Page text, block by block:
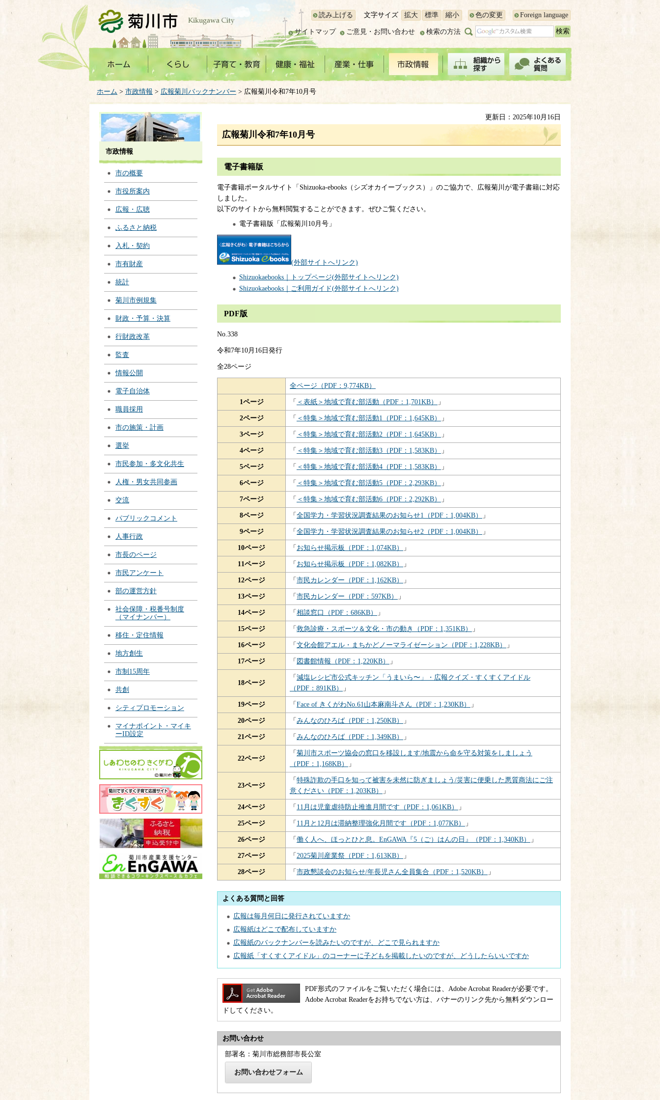
菊川市 読み上げる 文字サイズ 拡大 標準 縮小 色の変更 Foreign language
サイトマップ ご意見・お問い合わせ 検索の方法
ホーム > 市政情報 > 広報菊川バックナンバー > 広報菊川令和7年10月号
市政情報
市の概要
市役所案内
広報・広聴
ふるさと納税
入札・契約
市有財産
統計
菊川市例規集
財政・予算・決算
行財政改革
監査
情報公開
電子自治体
職員採用
市の施策・計画
選挙
市民参加・多文化共生
人権・男女共同参画
交流
パブリックコメント
人事行政
市長のページ
市民アンケート
部の運営方針
社会保障・税番号制度
（マイナンバー）
移住・定住情報
地方創生
市制15周年
共創
シティプロモーション
マイナポイント・マイキ
ーID設定
更新日：2025年10月16日
広報菊川令和7年10月号
電子書籍版
電子書籍ポータルサイト「Shizuoka-ebooks（シズオカイーブックス）」のご協力で、広報菊川が電子書籍に対応
しました。
以下のサイトから無料閲覧することができます。ぜひご覧ください。
電子書籍版「広報菊川10月号」
(外部サイトへリンク)
Shizuokaebooks｜ トップページ(外部サイトへリンク)
Shizuokaebooks｜
ご利用ガイド(外部サイトへリンク)
PDF版
No.338
令和7年10月16日発行
全28ページ
全ページ（PDF：9,774KB）
1ページ 「 ＜表紙＞地域で育む部活動（PDF：1,701KB） 」
2ページ 「 ＜特集＞地域で育む部活動1（PDF：1,645KB） 」
3ページ 「 ＜特集＞地域で育む部活動2（PDF：1,645KB） 」
4ページ 「 ＜特集＞地域で育む部活動3（PDF：1,583KB） 」
5ページ 「 ＜特集＞地域で育む部活動4（PDF：1,583KB） 」
6ページ 「 ＜特集＞地域で育む部活動5（PDF：2,293KB） 」
7ページ 「 ＜特集＞地域で育む部活動6（PDF：2,292KB） 」
8ページ 「 全国学力・学習状況調査結果のお知らせ1（PDF：1,004KB） 」
9ページ 「 全国学力・学習状況調査結果のお知らせ2（PDF：1,004KB） 」
10ページ 「 お知らせ掲示板（PDF：1,074KB） 」
11ページ 「 お知らせ掲示板（PDF：1,082KB） 」
12ページ 「 市民カレンダー（PDF：1,162KB） 」
13ページ 「 市民カレンダー（PDF：597KB） 」
14ページ 「 相談窓口（PDF：686KB） 」
15ページ 「 救急診療・スポーツ＆文化・市の動き（PDF：1,351KB） 」
16ページ 「 文化会館アエル・まちかどノーマライゼーション（PDF：1,228KB） 」
17ページ 「 図書館情報（PDF：1,220KB） 」
18ページ
「 減塩レシピ市公式キッチン「うまいら〜」・広報クイズ・すくすくアイドル
（PDF：891KB）
」
19ページ 「 Face of きくがわNo.61山本麻南斗さん（PDF：1,230KB） 」
20ページ 「 みんなのひろば（PDF：1,250KB） 」
21ページ 「 みんなのひろば（PDF：1,349KB） 」
22ページ
「 菊川市スポーツ協会の窓口を移設します/地震から命を守る対策をしましょう
（PDF：1,168KB）
」
23ページ
「 特殊詐欺の手口を知って被害を未然に防ぎましょう/災害に便乗した悪質商法にご注
意ください（PDF：1,203KB）
」
24ページ 「 11月は児童虐待防止推進月間です（PDF：1,061KB） 」
25ページ 「 11月と12月は滞納整理強化月間です（PDF：1,077KB） 」
26ページ 「 働く人へ、ほっとひと息。EnGAWA『5（ご）はんの日』（PDF：1,340KB） 」
27ページ 「 2025菊川産業祭（PDF：1,613KB） 」
28ページ 「 市政懇談会のお知らせ/年長児さん全員集合（PDF：1,520KB） 」
よくある質問と回答
広報は毎月何日に発行されていますか
広報紙はどこで配布していますか
広報紙のバックナンバーを読みたいのですが、どこで見られますか
広報紙「すくすくアイドル」のコーナーに子どもを掲載したいのですが、どうしたらいいですか
PDF形式のファイルをご覧いただく場合には、Adobe Acrobat Readerが必要です。
Adobe Acrobat Readerをお持ちでない方は、バナーのリンク先から無料ダウンロー
ドしてください。
お問い合わせ
部署名：菊川市総務部市長公室